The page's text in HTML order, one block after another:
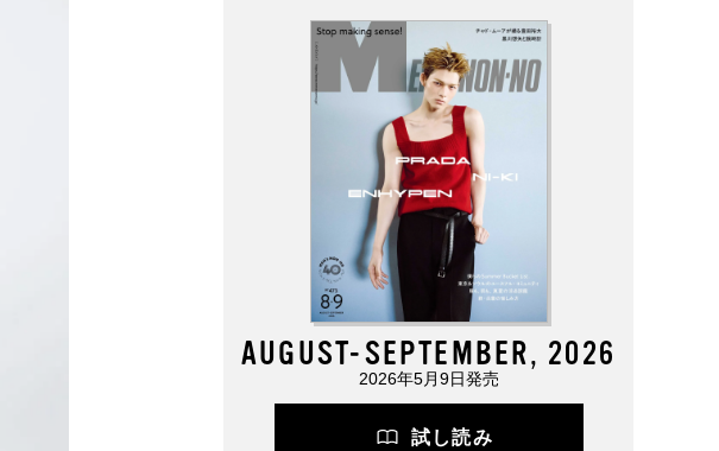
AUGUST-SEPTEMBER, 2026
2026年5月9日発売
試し読み